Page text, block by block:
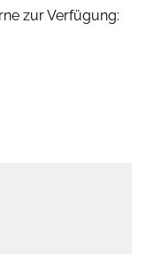
zur Verfügung: